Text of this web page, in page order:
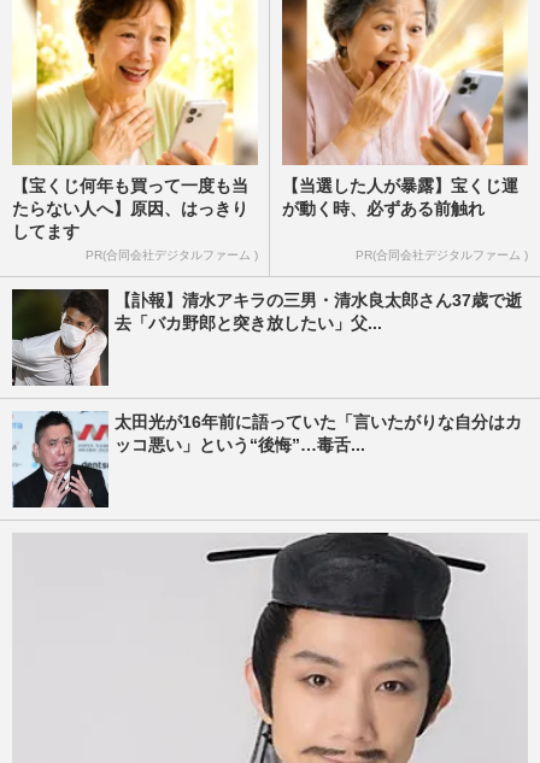
【宝くじ何年も買って一度も当
たらない人へ】原因、はっきり
してます
PR(合同会社デジタルファーム )
【当選した人が暴露】宝くじ運
が動く時、必ずある前触れ
PR(合同会社デジタルファーム )
【訃報】清水アキラの三男・清水良太郎さん37歳で逝
去「バカ野郎と突き放したい」父...
太田光が16年前に語っていた「言いたがりな自分はカ
ッコ悪い」という“後悔”…毒舌...